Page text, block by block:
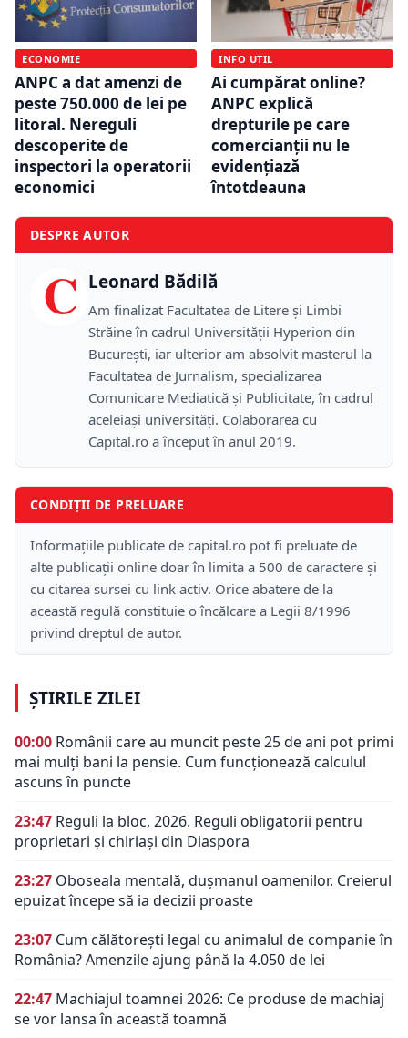
ECONOMIE
ANPC a dat amenzi de
peste 750.000 de lei pe
litoral. Nereguli
descoperite de
inspectori la operatorii
economici
INFO UTIL
Ai cumpărat online?
ANPC explică
drepturile pe care
comercianții nu le
evidențiază
întotdeauna
DESPRE AUTOR
C Leonard Bădilă
Am finalizat Facultatea de Litere și Limbi
Străine în cadrul Universității Hyperion din
București, iar ulterior am absolvit masterul la
Facultatea de Jurnalism, specializarea
Comunicare Mediatică și Publicitate, în cadrul
aceleiași universități. Colaborarea cu
Capital.ro a început în anul 2019.
CONDIȚII DE PRELUARE
Informațiile publicate de capital.ro pot fi preluate de
alte publicații online doar în limita a 500 de caractere și
cu citarea sursei cu link activ. Orice abatere de la
această regulă constituie o încălcare a Legii 8/1996
privind dreptul de autor.
ȘTIRILE ZILEI
00:00 Românii care au muncit peste 25 de ani pot primi
mai mulți bani la pensie. Cum funcționează calculul
ascuns în puncte
23:47 Reguli la bloc, 2026. Reguli obligatorii pentru
proprietari și chiriași din Diaspora
23:27 Oboseala mentală, dușmanul oamenilor. Creierul
epuizat începe să ia decizii proaste
23:07 Cum călătorești legal cu animalul de companie în
România? Amenzile ajung până la 4.050 de lei
22:47 Machiajul toamnei 2026: Ce produse de machiaj
se vor lansa în această toamnă